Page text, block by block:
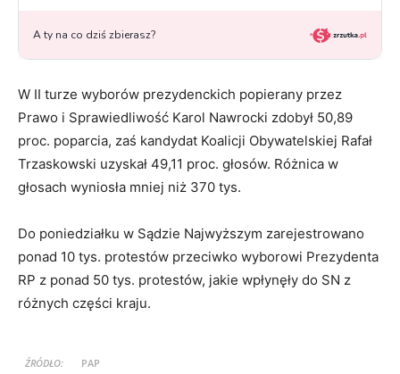
W II turze wyborów prezydenckich popierany przez
Prawo i Sprawiedliwość Karol Nawrocki zdobył 50,89
proc. poparcia, zaś kandydat Koalicji Obywatelskiej Rafał
Trzaskowski uzyskał 49,11 proc. głosów. Różnica w
głosach wyniosła mniej niż 370 tys.
Do poniedziałku w Sądzie Najwyższym zarejestrowano
ponad 10 tys. protestów przeciwko wyborowi Prezydenta
RP z ponad 50 tys. protestów, jakie wpłynęły do SN z
różnych części kraju.
ŹRÓDŁO:
PAP